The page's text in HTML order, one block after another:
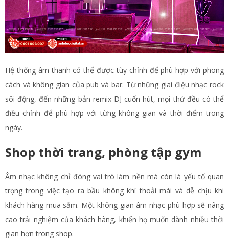
Hệ thống âm thanh có thể được tùy chỉnh để phù hợp với phong
cách và không gian của pub và bar. Từ những giai điệu nhạc rock
sôi động, đến những bản remix DJ cuốn hút, mọi thứ đều có thể
điều chỉnh để phù hợp với từng không gian và thời điểm trong
ngày.
Shop thời trang, phòng tập gym
Âm nhạc không chỉ đóng vai trò làm nền mà còn là yếu tố quan
trọng trong việc tạo ra bầu không khí thoải mái và dễ chịu khi
khách hàng mua sắm. Một không gian âm nhạc phù hợp sẽ nâng
cao trải nghiệm của khách hàng, khiến họ muốn dành nhiều thời
gian hơn trong shop.